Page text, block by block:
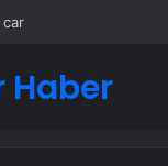
car
Haber